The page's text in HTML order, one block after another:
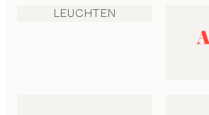
LEUCHTEN